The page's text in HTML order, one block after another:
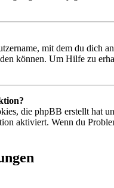
mit dem du dich
können. Um Hilfe zu
die phpBB erstellt hat
aktiviert. Wenn du